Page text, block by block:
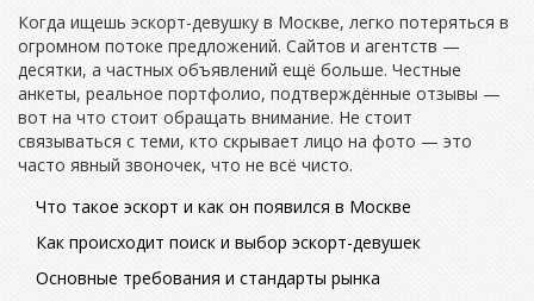
Когда ищешь эскорт-девушку в Москве, легко потеряться в
огромном потоке предложений. Сайтов и агентств —
десятки, а частных объявлений ещё больше. Честные
анкеты, реальное портфолио, подтверждённые отзывы —
вот на что стоит обращать внимание. Не стоит
связываться с теми, кто скрывает лицо на фото — это
часто явный звоночек, что не всё чисто.
Что такое эскорт и как он появился в Москве
Как происходит поиск и выбор эскорт-девушек
Основные требования и стандарты рынка